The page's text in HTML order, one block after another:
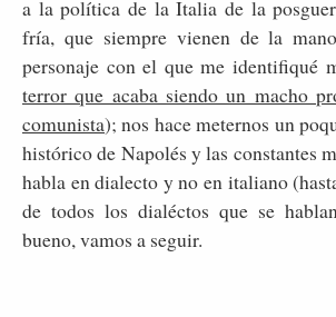
a la política de la Italia de la
fría, que siempre vienen de la
personaje con el que me identifiqué
terror que acaba siendo un macho
comunista); nos hace meternos un
histórico de Napolés y las constantes
habla en dialecto y no en italiano
de todos los dialéctos que se
bueno, vamos a seguir.